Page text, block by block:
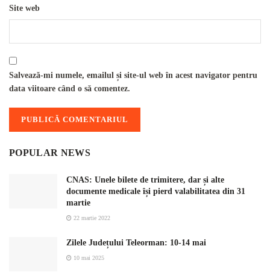
Site web
Salvează-mi numele, emailul și site-ul web în acest navigator pentru
data viitoare când o să comentez.
POPULAR NEWS
CNAS: Unele bilete de trimitere, dar și alte
documente medicale își pierd valabilitatea din 31
martie
22 martie 2022
Zilele Județului Teleorman: 10-14 mai
10 mai 2025